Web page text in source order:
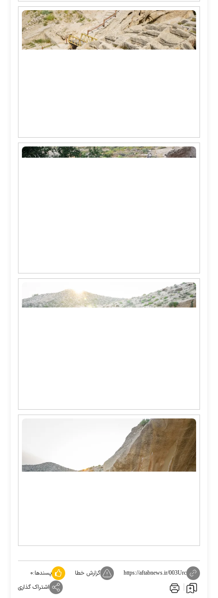
https://aftabnews.ir/003Urc گزارش خطا پسندها:۰
اشتراک گذاری